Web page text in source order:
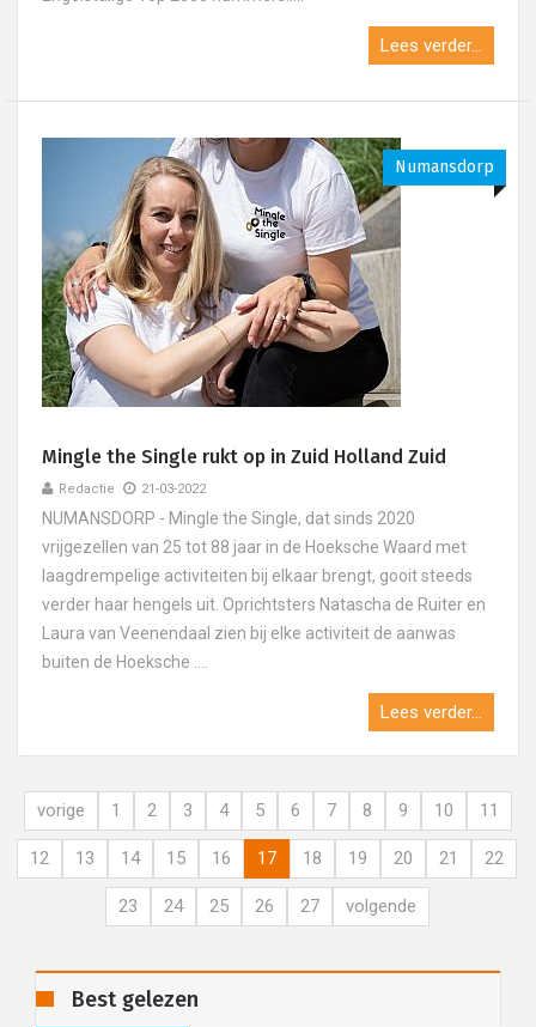
Lees verder...
Numansdorp
Mingle the Single rukt op in Zuid Holland Zuid
Redactie 21-03-2022
NUMANSDORP - Mingle the Single, dat sinds 2020
vrijgezellen van 25 tot 88 jaar in de Hoeksche Waard met
laagdrempelige activiteiten bij elkaar brengt, gooit steeds
verder haar hengels uit. Oprichtsters Natascha de Ruiter en
Laura van Veenendaal zien bij elke activiteit de aanwas
buiten de Hoeksche ....
Lees verder...
vorige 1 2 3 4 5 6 7 8 9 10 11
12 13 14 15 16 17 18 19 20 21 22
23 24 25 26 27 volgende
Best gelezen